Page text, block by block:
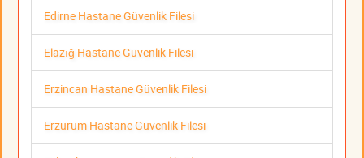
Edirne Hastane Güvenlik Filesi
Elazığ Hastane Güvenlik Filesi
Erzincan Hastane Güvenlik Filesi
Erzurum Hastane Güvenlik Filesi